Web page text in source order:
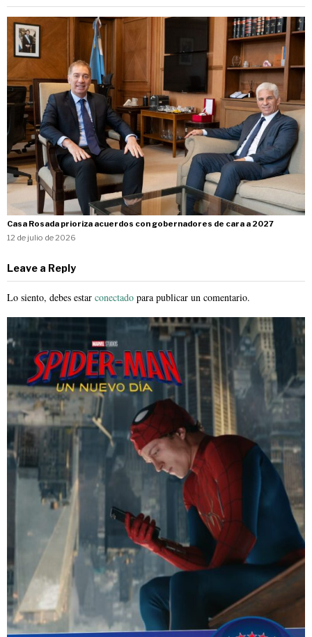
Casa Rosada prioriza acuerdos con gobernadores de cara a 2027
12 de julio de 2026
Leave a Reply
Lo siento, debes estar conectado para publicar un comentario.